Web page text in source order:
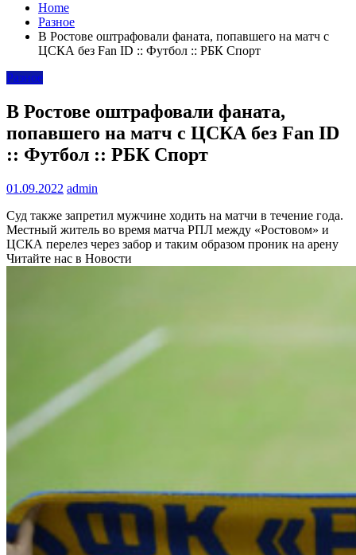
Home
Разное
В Ростове оштрафовали фаната, попавшего на матч с
ЦСКА без Fan ID :: Футбол :: РБК Спорт
Разное
В Ростове оштрафовали фаната,
попавшего на матч с ЦСКА без Fan ID
:: Футбол :: РБК Спорт
01.09.2022 admin
Суд также запретил мужчине ходить на матчи в течение года.
Местный житель во время матча РПЛ между «Ростовом» и
ЦСКА перелез через забор и таким образом проник на арену
Читайте нас в Новости